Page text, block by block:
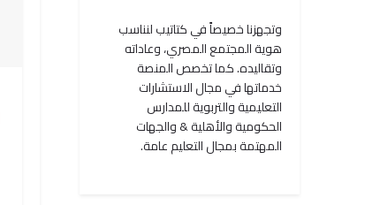
وتجهزنا خصيصاً في كتاتيب لنناسب
هوية المجتمع المصري، وعاداته
وتقاليده. كما تخصص المنصة
خدماتها في مجال الاستشارات
التعليمية والتربوية للمدارس
الحكومية والأهلية & والجهات
المهتمة بمجال التعليم عامة.